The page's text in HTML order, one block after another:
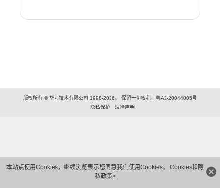
本站点使用Cookies，继续浏览表示您同意我们使用Cookies。 Cookies和隐
私政策>
版权所有 © 华为技术有限公司 1998-2026。 保留一切权利。粤A2-20044005号
隐私保护
法律声明